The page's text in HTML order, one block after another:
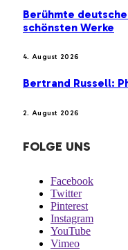
Berühmte
schönsten Werke
4. August 2026
Bertrand Russell:
2. August 2026
FOLGE UNS
Facebook
Twitter
Pinterest
Instagram
YouTube
Vimeo